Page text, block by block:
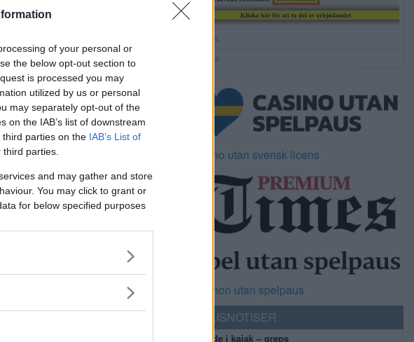
of your personal or
the below opt-out section to
is processed you may
utilized by us or personal
may separately opt-out of the
on the IAB’s list of downstream
parties on the IAB’s List of
parties.
and may gather and store
You may click to grant or
for below specified purposes
FRÅN
Annons:
Annons:
Casino utan svensk licens
Casinon utan spelpaus
POLISNOTISER
Flydde i kajak – greps